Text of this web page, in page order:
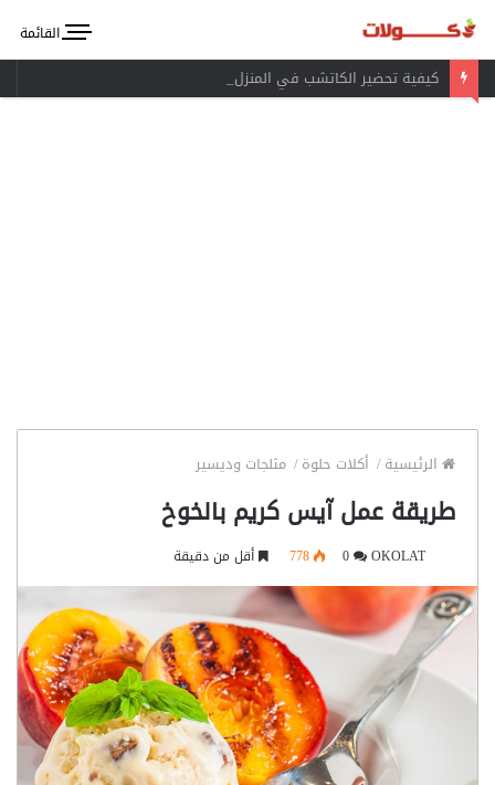
القائمة
كيفية تحضير الكاتشب في المنزل
الرئيسية/ أكلات حلوة/ مثلجات وديسير
طريقة عمل آيس كريم بالخوخ
OKOLAT
778 أقل من دقيقة